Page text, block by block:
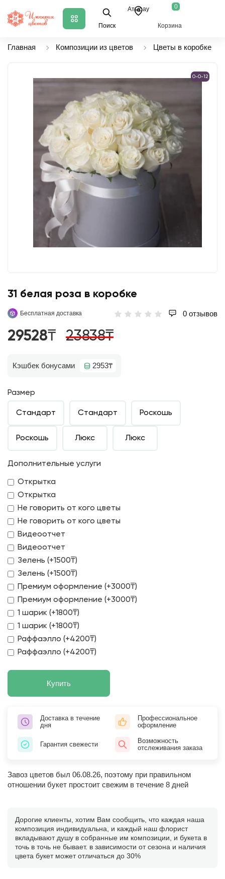
Поиск
Атырау 0
Корзина
Главная Композиции из цветов Цветы в коробке
0-0-12
31 белая роза в коробке
Бесплатная доставка 0 отзывов
29528₸ 23838₸
Кэшбек бонусами 2953₸
Размер
Стандарт Стандарт Роскошь
Роскошь Люкс Люкс
Дополнительные услуги
Открытка
Открытка
Не говорить от кого цветы
Не говорить от кого цветы
Видеоотчет
Видеоотчет
Зелень (+1500₸)
Зелень (+1500₸)
Премиум оформление (+3000₸)
Премиум оформление (+3000₸)
1 шарик (+1800₸)
1 шарик (+1800₸)
Раффаэлло (+4200₸)
Раффаэлло (+4200₸)
Купить
Доставка в течение
дня
Профессиональное
оформление
Гарантия свежести
Возможность
отслеживания заказа
Завоз цветов был 06.08.26, поэтому при правильном
отношении букет простоит свежим в течение 8 дней
Дорогие клиенты, хотим Вам сообщить, что каждая наша
композиция индивидуальна, и каждый наш флорист
вкладывают душу в собранные им композиции, и букета в
точь в точь не бывает. в зависимости от сезона и наличия
цвета букет может отличаться до 30%